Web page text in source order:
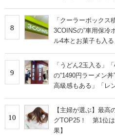
8
「クーラーボック
3COINSの“車用保冷
ル4本とお菓子も入
9
「うどん2玉入る」
の“1490円ラーメン
高級感もある」「レ
10
【主婦が選ぶ】最
グTOP25！ 第1位は
果】